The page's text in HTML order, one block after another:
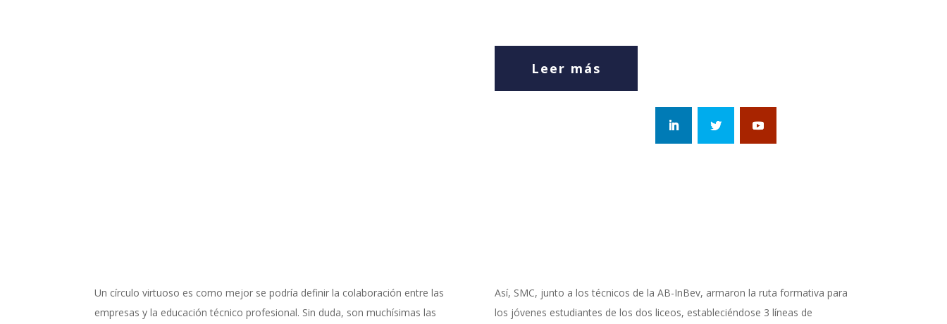
Leer más
Un círculo virtuoso es como mejor se podría definir la colaboración entre las
empresas y la educación técnico profesional. Sin duda, son muchísimas las
Así, SMC, junto a los técnicos de la AB-InBev, armaron la ruta formativa para
los jóvenes estudiantes de los dos liceos, estableciéndose 3 líneas de